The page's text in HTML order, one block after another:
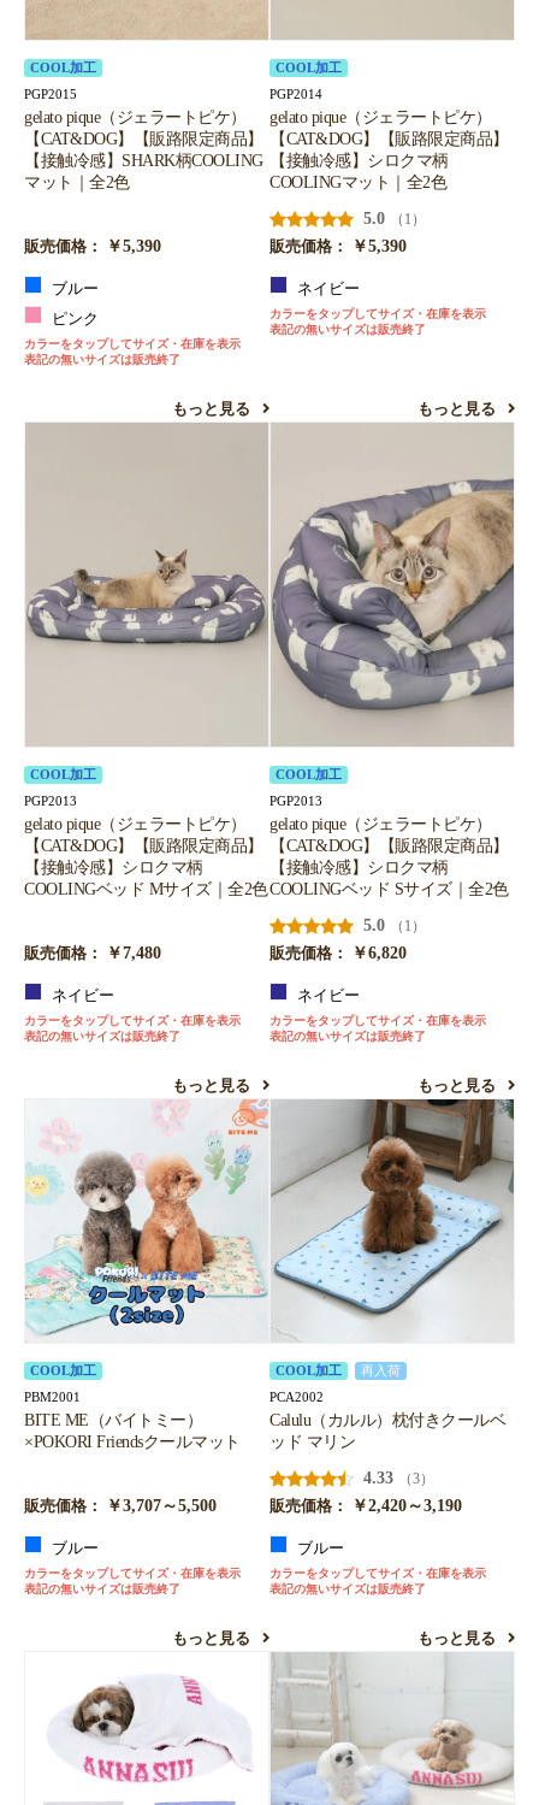
COOL加工
PGP2015
gelato pique（ジェラートピケ）
【CAT&DOG】【販路限定商品】
【接触冷感】SHARK柄COOLING
マット｜全2色
販売価格： ￥5,390
ブルー
ピンク
カラーをタップしてサイズ・在庫を表示
表記の無いサイズは販売終了
もっと見る
COOL加工
PGP2014
gelato pique（ジェラートピケ）
【CAT&DOG】【販路限定商品】
【接触冷感】シロクマ柄
COOLINGマット｜全2色
5.0
（1）
販売価格：
￥5,390
ネイビー
カラーをタップしてサイズ・在庫を表示
表記の無いサイズは販売終了
もっと見る
COOL加工
PGP2013
gelato pique（ジェラートピケ）
【CAT&DOG】【販路限定商品】
【接触冷感】シロクマ柄
COOLINGベッド Mサイズ｜全2色
販売価格： ￥7,480
ネイビー
カラーをタップしてサイズ・在庫を表示
表記の無いサイズは販売終了
もっと見る
COOL加工
PGP2013
gelato pique（ジェラートピケ）
【CAT&DOG】【販路限定商品】
【接触冷感】シロクマ柄
COOLINGベッド Sサイズ｜全2色
5.0
（1）
販売価格：
￥6,820
ネイビー
カラーをタップしてサイズ・在庫を表示
表記の無いサイズは販売終了
もっと見る
COOL加工
PBM2001
BITE ME（バイトミー）
×POKORI Friendsクールマット
販売価格： ￥3,707～5,500
ブルー
カラーをタップしてサイズ・在庫を表示
表記の無いサイズは販売終了
もっと見る
COOL加工 再入荷
PCA2002
Calulu（カルル）枕付きクールベ
ッド マリン
4.33
（3）
販売価格：
￥2,420～3,190
ブルー
カラーをタップしてサイズ・在庫を表示
表記の無いサイズは販売終了
もっと見る